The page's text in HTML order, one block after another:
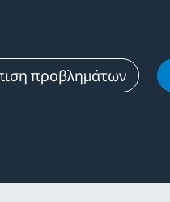
προβλημάτων